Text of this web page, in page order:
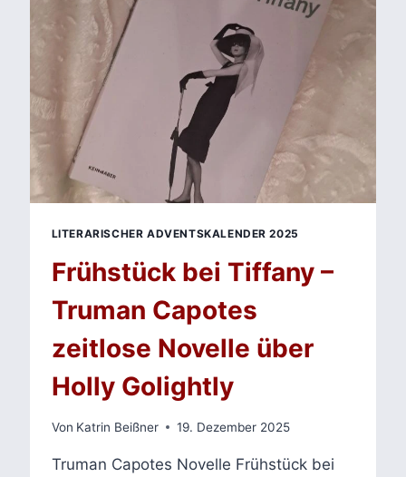
ELEFANTEN
BERLIN
LITERARISCHER ADVENTSKALENDER 2025
Frühstück bei Tiffany –
Truman Capotes
zeitlose Novelle über
Holly Golightly
Von Katrin Beißner 19. Dezember 2025
Truman Capotes Novelle Frühstück bei